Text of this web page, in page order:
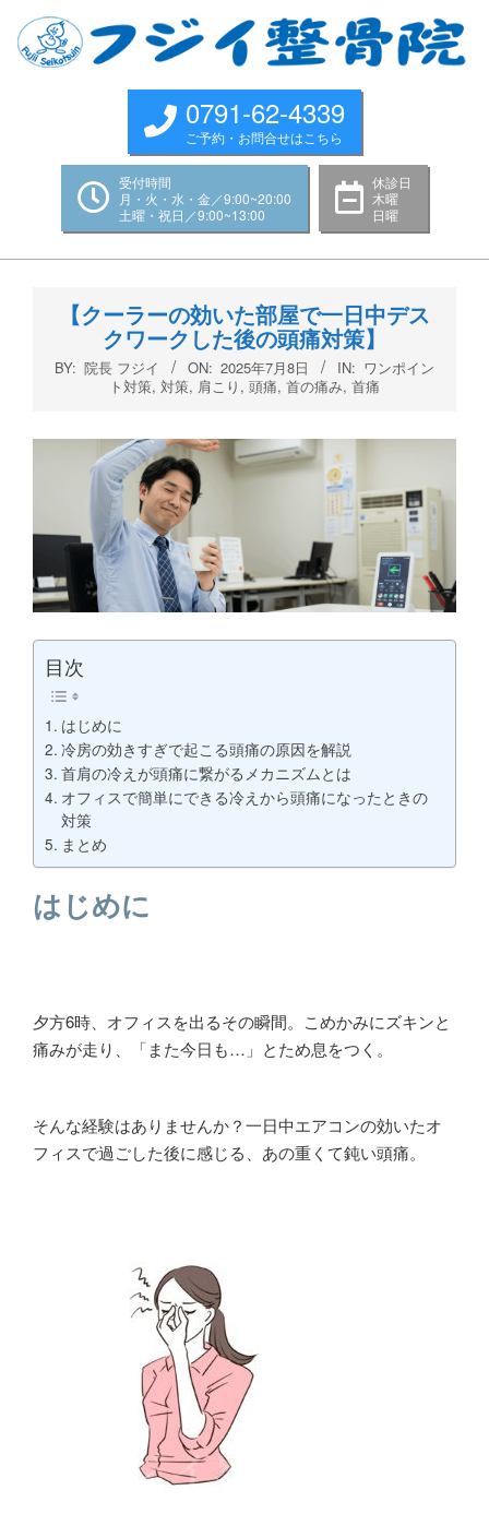
content
0791-62-4339
ご予約・お問合せはこちら
受付時間
月・火・水・金／9:00~20:00
土曜・祝日／9:00~13:00
休診日
木曜
日曜
【クーラーの効いた部屋で一日中デス
クワークした後の頭痛対策】
BY: 院長 フジイ ON: 2025年7月8日 IN: ワンポイン
ト対策, 対策, 肩こり , 頭痛, 首の痛み, 首痛
目次
はじめに
冷房の効きすぎで起こる頭痛の原因を解説
首肩の冷えが頭痛に繋がるメカニズムとは
オフィスで簡単にできる冷えから頭痛になったときの
対策
まとめ
はじめに
夕方6時、オフィスを出るその瞬間。こめかみにズキンと
痛みが走り、「また今日も…」とため息をつく。
そんな経験はありませんか？一日中エアコンの効いたオ
フィスで過ごした後に感じる、あの重くて鈍い頭痛。